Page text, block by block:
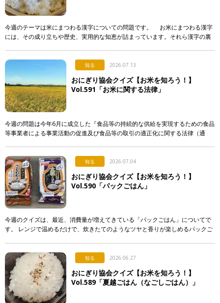
今週のテーマは米にまつわる漢字についての問題です。 お米にまつわる漢字
には、その成り立ちや歴史、実用的な知恵が詰まっています。それら漢字の裏
知る 2026.07.13
おにぎり協会クイズ【お米を知ろう！】
Vol.591「お米に関する法律」
今週の問題は今年6月に成立した『食品等の持続的な供給を実現するための食品
等事業者による事業活動の促進及び食品等の取引の適正化に関する法律（通
知る 2026.07.04
おにぎり協会クイズ【お米を知ろう！】
Vol.590「パックごはん」
今週のクイズは、最近、消費量が増えてきている「パックごはん」についてで
す。 レンジで温めるだけで、炊きたてのようなツヤと香りが楽しめるパックご
知る 2026.06.27
おにぎり協会クイズ【お米を知ろう！】
Vol.589「夏越ごはん（なごしごはん）」